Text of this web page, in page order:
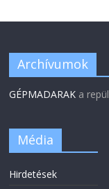
Archívumok
GÉPMADARAK a
Média
Hirdetések